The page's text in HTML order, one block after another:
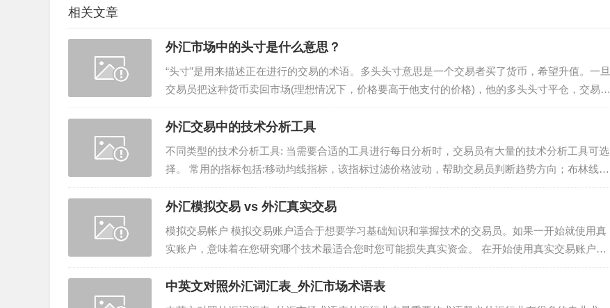
相关文章
外汇市场中的头寸是什么意思？
“头寸”是用来描述正在进行的交易的术语。多头头寸意思是一个交易者买了货币，希望升值。一旦
交易员把这种货币卖回市场(理想情况下，价格要高于他支付的价格)，他的多头头寸平仓，交易完
成。空头头寸指的是一名交...
外汇交易中的技术分析工具
不同类型的技术分析工具: 当需要合适的工具进行每日分析时，交易员有大量的技术分析工具可选
择。 常用的指标包括:移动均线指标，该指标过滤价格波动，帮助交易员判断趋势方向；布林线，
该指标绘制两条线，距离移...
外汇模拟交易 vs 外汇真实交易
模拟交易帐户 模拟交易账户适合于想要学习基础知识和掌握技术的交易员。如果一开始就使用真
实账户，意味着在您研究哪个技术最适合您时您可能损失真实资金。 在开始使用真实交易账户之
前，使用模拟账户尝试几种不同...
中英文对照外汇词汇表_外汇市场术语表